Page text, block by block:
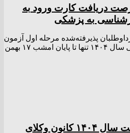
دریافت کارت ورود به
به پزشکی
پذیرفته‌شده مرحله اول آزمون
کارشناسی به پزشکی سال ۱۴۰۴ تنها تا پایان امشب ۱۷ بهمن
نتایج آزمون وکالت سال ۱۴۰۴ کانون وکلای